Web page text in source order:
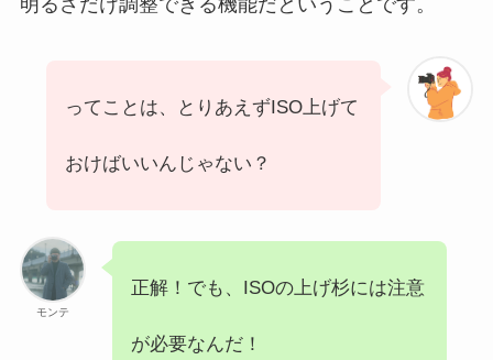
ってことは、とりあえずISO上げて
おけばいいんじゃない？
モンテ
正解！でも、ISOの上げ杉には注意
が必要なんだ！